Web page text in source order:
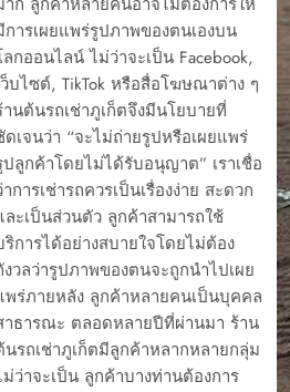
การเผยแพร่รูปภาพของตนเองบน
กออนไลน์ ไม่ว่าจะเป็น Facebook,
ว็บไซต์, TikTok หรือสื่อโฆษณาต่าง ๆ
านต้นรถเช่าภูเก็ตจึงมีนโยบายที่
ดเจนว่า “จะไม่ถ่ายรูปหรือเผยแพร่
ปลูกค้าโดยไม่ได้รับอนุญาต” เราเชื่อ
าการเช่ารถควรเป็นเรื่องง่าย สะดวก
ละเป็นส่วนตัว ลูกค้าสามารถใช้
ริการได้อย่างสบายใจโดยไม่ต้อง
งวลว่ารูปภาพของตนจะถูกนำไปเผย
พร่ภายหลัง ลูกค้าหลายคนเป็นบุคคล
าธารณะ ตลอดหลายปีที่ผ่านมา ร้าน
นรถเช่าภูเก็ตมีลูกค้าหลากหลายกลุ่ม
ว่าจะเป็น ลูกค้าบางท่านต้องการ